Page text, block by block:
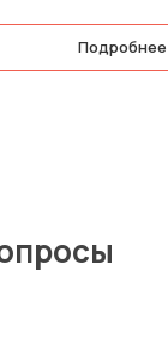
Подробнее